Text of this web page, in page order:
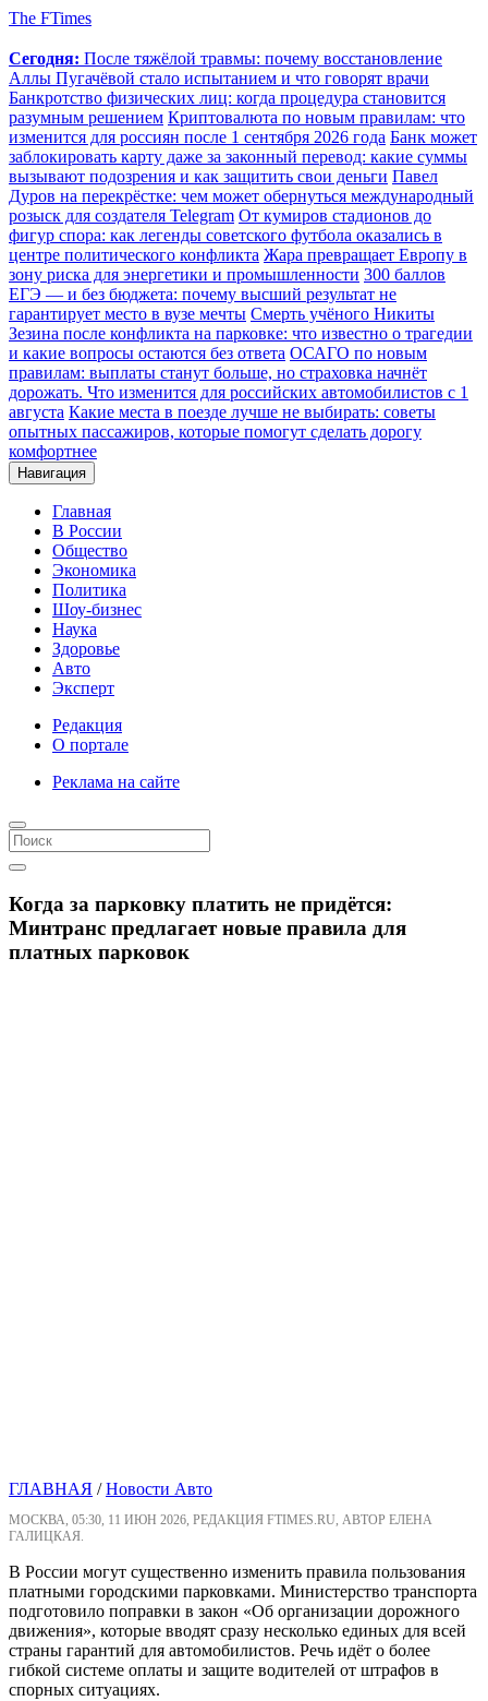
The FTimes
Сегодня: После тяжёлой травмы: почему восстановление
Аллы Пугачёвой стало испытанием и что говорят врачи
Банкротство физических лиц: когда процедура становится
разумным решением Криптовалюта по новым правилам: что
изменится для россиян после 1 сентября 2026 года Банк может
заблокировать карту даже за законный перевод: какие суммы
вызывают подозрения и как защитить свои деньги Павел
Дуров на перекрёстке: чем может обернуться международный
розыск для создателя Telegram От кумиров стадионов до
фигур спора: как легенды советского футбола оказались в
центре политического конфликта Жара превращает Европу в
зону риска для энергетики и промышленности 300 баллов
ЕГЭ — и без бюджета: почему высший результат не
гарантирует место в вузе мечты Смерть учёного Никиты
Зезина после конфликта на парковке: что известно о трагедии
и какие вопросы остаются без ответа ОСАГО по новым
правилам: выплаты станут больше, но страховка начнёт
дорожать. Что изменится для российских автомобилистов с 1
августа Какие места в поезде лучше не выбирать: советы
опытных пассажиров, которые помогут сделать дорогу
комфортнее
Навигация
Главная
В России
Общество
Экономика
Политика
Шоу-бизнес
Наука
Здоровье
Авто
Эксперт
Редакция
О портале
Реклама на сайте
Когда за парковку платить не придётся:
Минтранс предлагает новые правила для
платных парковок
ГЛАВНАЯ /Новости Авто
МОСКВА, 05:30, 11 ИЮН 2026, РЕДАКЦИЯ FTIMES.RU, АВТОР ЕЛЕНА
ГАЛИЦКАЯ.
В России могут существенно изменить правила пользования
платными городскими парковками. Министерство транспорта
подготовило поправки в закон «Об организации дорожного
движения», которые вводят сразу несколько единых для всей
страны гарантий для автомобилистов. Речь идёт о более
гибкой системе оплаты и защите водителей от штрафов в
спорных ситуациях.